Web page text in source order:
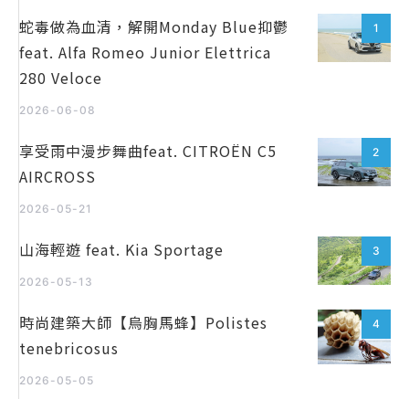
1
蛇毒做為血清，解開Monday Blue抑鬱
feat. Alfa Romeo Junior Elettrica
280 Veloce
2026-06-08
2
享受雨中漫步舞曲feat. CITROËN C5
AIRCROSS
2026-05-21
3
山海輕遊 feat. Kia Sportage
2026-05-13
4
時尚建築大師【烏胸馬蜂】Polistes
tenebricosus
2026-05-05